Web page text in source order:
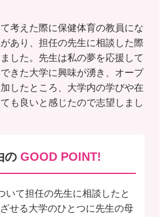
考えた際に保健体育の教員にな
あり、担任の先生に相談した際
した。先生は私の夢を応援して
きた大学に興味が湧き、オープ
したところ、大学内の学びや在
も良いと感じたので志望しまし
の GOOD POINT!
いて担任の先生に相談したと
せる大学のひとつに先生の母